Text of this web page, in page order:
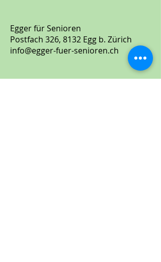
Egger für Senioren
Postfach 326, 8132 Egg b. Zürich
info@egger-fuer-senioren.ch